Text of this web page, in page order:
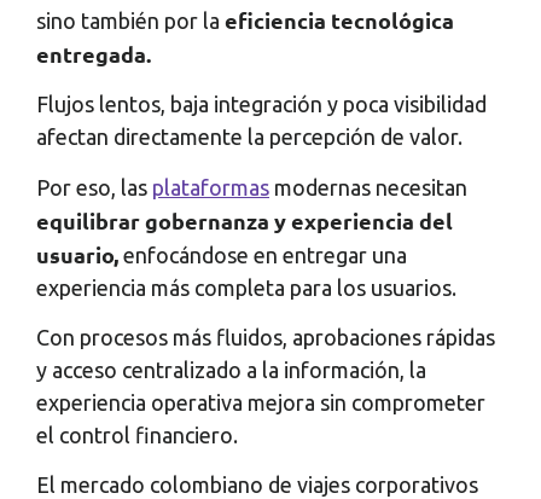
sino también por la eficiencia tecnológica
entregada.
Flujos lentos, baja integración y poca visibilidad
afectan directamente la percepción de valor.
Por eso, las plataformas modernas necesitan
equilibrar gobernanza y experiencia del
usuario, enfocándose en entregar una
experiencia más completa para los usuarios.
Con procesos más fluidos, aprobaciones rápidas
y acceso centralizado a la información, la
experiencia operativa mejora sin comprometer
el control financiero.
El mercado colombiano de viajes corporativos